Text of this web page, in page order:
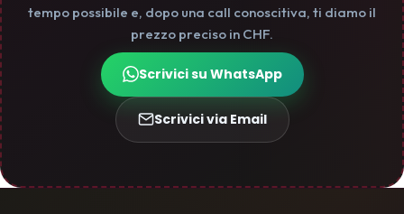
tempo possibile e, dopo una call conoscitiva, ti diamo il
prezzo preciso in CHF.
Scrivici su WhatsApp
Scrivici via Email